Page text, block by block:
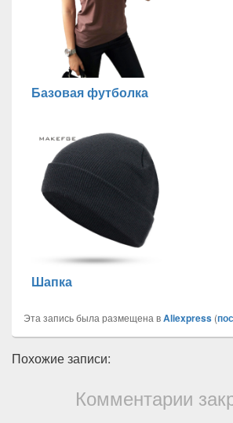
Базовая футболка
Шапка
Эта запись была размещена вAliexpress (
Похожие записи:
Комментарии